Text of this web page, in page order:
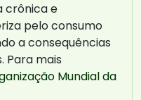
crônica e
pelo consumo
a consequências
Para mais
Mundial da